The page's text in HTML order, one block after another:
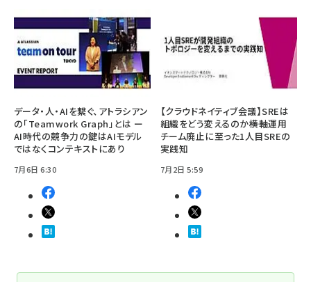
データ・人・AIを繋ぐ、アトラシアン
の「Teamwork Graph」とは ー
AI時代の競争力の鍵はAIモデル
ではなくコンテキストにあり
7月6日 6:30
【クラウドネイティブ会議】SREは
組織をどう変えるのか――横軸運用
チーム廃止に至った1人目SREの
実践知
7月2日 5:59